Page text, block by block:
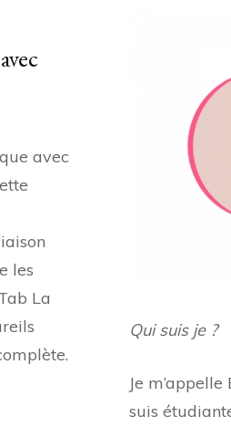
avec
les
La
Qui suis je ?
Je m’appelle
suis